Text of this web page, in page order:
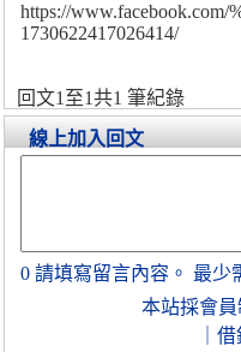
https://www.facebook.com/
1730622417026414/
回文1至1共1 筆紀錄
線上加入回文
0 請填寫留言內容。 最少
本站採會員
借